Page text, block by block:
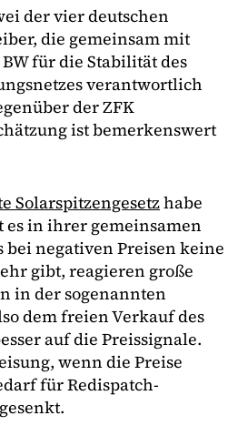
der vier deutschen
die gemeinsam mit
für die Stabilität des
verantwortlich
der ZFK
ist bemerkenswert
Solarspitzengesetzhabe
in ihrer gemeinsamen
bei negativen Preisen keine
gibt, reagieren große
in der sogenannten
dem freien Verkauf des
auf die Preissignale.
wenn die Preise
für Redispatch-